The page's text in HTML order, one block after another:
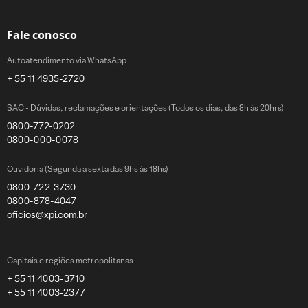
Fale conosco
Autoatendimento via WhatsApp
+ 55 11 4935-2720
SAC - Dúvidas, reclamações e orientações (Todos os dias, das 8h às 20hrs)
0800-772-0202
0800-000-0078
Ouvidoria (Segunda a sexta das 9hs às 18hs)
0800-722-3730
0800-878-4047
oficios@xpi.com.br
Capitais e regiões metropolitanas
+ 55 11 4003-3710
+ 55 11 4003-2377